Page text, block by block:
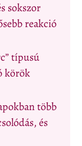
sokszor
reakció
típusú
körök
több
és